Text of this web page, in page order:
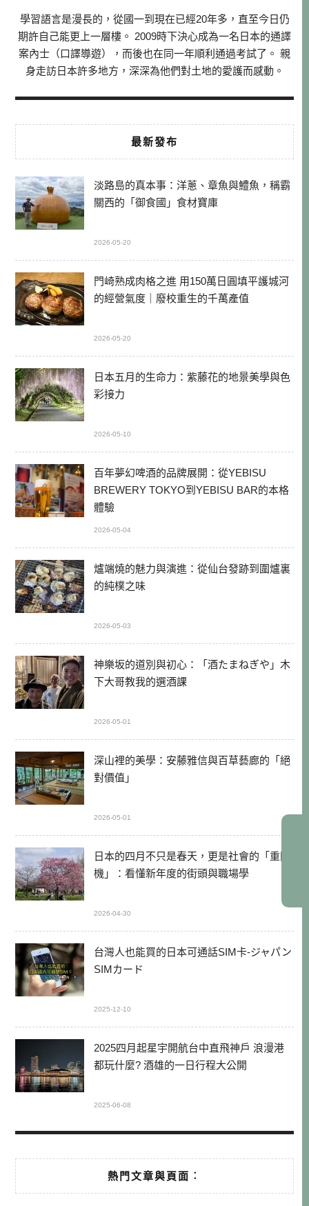
學習語言是漫長的，從國一到現在已經20年多，直至今日仍
期許自己能更上一層樓。 2009時下決心成為一名日本的通譯
案內士（口譯導遊），而後也在同一年順利通過考試了。 親
身走訪日本許多地方，深深為他們對土地的愛護而感動。
最新發布
淡路島的真本事：洋蔥、章魚與鱧魚，稱霸
關西的「御食國」食材寶庫
2026-05-20
門崎熟成肉格之進 用150萬日圓填平護城河
的經營氣度｜廢校重生的千萬產值
2026-05-20
日本五月的生命力：紫藤花的地景美學與色
彩接力
2026-05-10
百年夢幻啤酒的品牌展開：從YEBISU
BREWERY TOKYO到YEBISU BAR的本格
體驗
2026-05-04
爐端燒的魅力與演進：從仙台發跡到圍爐裏
的純樸之味
2026-05-03
神樂坂的道別與初心：「酒たまねぎや」木
下大哥教我的選酒課
2026-05-01
深山裡的美學：安藤雅信與百草藝廊的「絕
對價值」
2026-05-01
日本的四月不只是春天，更是社會的「重開
機」：看懂新年度的街頭與職場學
2026-04-30
台灣人也能買的日本可通話SIM卡-ジャパン
SIMカード
2025-12-10
2025四月起星宇開航台中直飛神戶 浪漫港
都玩什麼? 酒雄的一日行程大公開
2025-06-08
熱門文章與頁面︰